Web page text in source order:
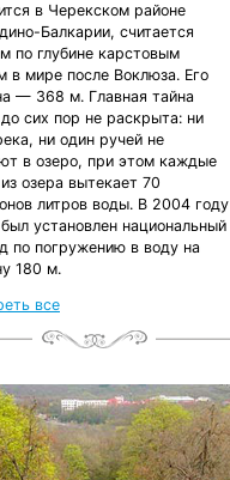
в Черекском районе
Балкарии, считается
по глубине карстовым
в мире после Воклюза. Его
— 368 м. Главная тайна
сих пор не раскрыта: ни
ни один ручей не
в озеро, при этом каждые
озера вытекает 70
литров воды. В 2004 году
установлен национальный
по погружению в воду на
180 м.
все